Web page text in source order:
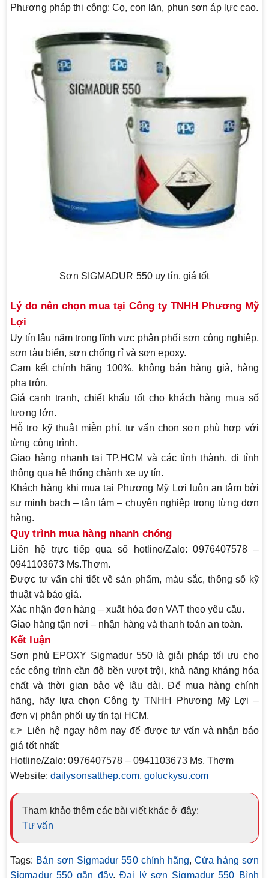
Phương pháp thi công: Cọ, con lăn, phun sơn áp lực cao.
Sơn SIGMADUR 550 uy tín, giá tốt
Lý do nên chọn mua tại Công ty TNHH Phương Mỹ
Lợi
Uy tín lâu năm trong lĩnh vực phân phối sơn công nghiệp,
sơn tàu biển, sơn chống rỉ và sơn epoxy.
Cam kết chính hãng 100%, không bán hàng giả, hàng
pha trộn.
Giá cạnh tranh, chiết khấu tốtcho khách hàng mua số
lượng lớn.
Hỗ trợ kỹ thuật miễn phí, tư vấn chọn sơn phù hợp với
từng công trình.
Giao hàng nhanh tại TP.HCM và các tỉnh thành, đi tỉnh
thông qua hệ thống chành xe uy tín.
Khách hàng khi mua tại Phương Mỹ Lợi luôn an tâm bởi
sự minh bạch – tận tâm – chuyên nghiệp trong từng đơn
hàng.
Quy trình mua hàng nhanh chóng
Liên hệ trực tiếpqua số hotline/Zalo:0976407578 –
0941103673 Ms.Thơm.
Được tư vấn chi tiếtvề sản phẩm, màu sắc, thông số kỹ
thuật và báo giá.
Xác nhận đơn hàng – xuất hóa đơn VAT theo yêu cầu.
Giao hàng tận nơi – nhận hàng và thanh toán an toàn.
Kết luận
Sơn phủ EPOXY Sigmadur 550 là giải pháp tối ưu cho
các công trình cầnđộ bền vượt trội, khả năng kháng hóa
chất và thời gian bảo vệ lâu dài. Để mua hàng chính
hãng, hãy lựa chọnCông ty TNHH Phương Mỹ Lợi –
đơn vị phân phối uy tín tại HCM.
👉 Liên hệ ngay hôm nay để được tư vấn và nhận báo
giá tốt nhất:
Hotline/Zalo: 0976407578 – 0941103673 Ms. Thơm
Website: dailysonsatthep.com,goluckysu.com
Tham khảo thêm các bài viết khác ở đây:
Tư vấn
Tags: Bán sơn Sigmadur 550 chính hãng,Cửa hàng sơn
Sigmadur 550 gần đây,Đại lý sơn Sigmadur 550 Bình